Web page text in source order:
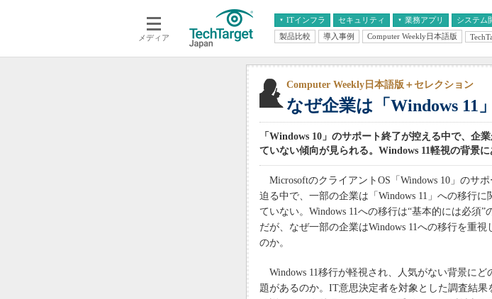
メディア
ITインフラ
クラウド
セキュリティ 業務アプリ
エンタープライズAI
ERP
データ分析
情報系システム
システム
経営とIT 医療IT
製品比較 導入事例 Computer Weekly日本語版
なぜ企業は「Windows 11
Computer Weekly日本語版＋セレクション
「Windows 10」のサポート終了が控える中で、企
ていない傾向が見られる。Windows 11軽視の背景に
MicrosoftのクライアントOS「Windows 10」のサ
迫る中で、一部の企業は「Windows 11」への移行に
ていない。Windows 11への移行は“基本的には必須”
だが、なぜ一部の企業はWindows 11への移行を重視
のか。
Windows 11移行が軽視され、人気がない背景にど
題があるのか。IT意思決定者を対象とした調査結果